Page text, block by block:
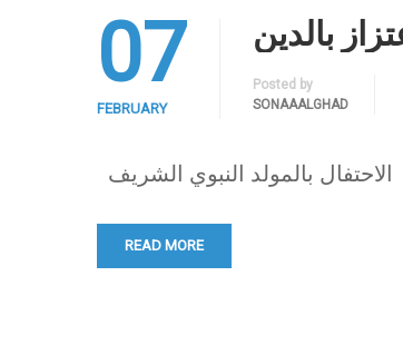
07
FEBRUARY
Posted by
SONAAALGHAD
READ MORE